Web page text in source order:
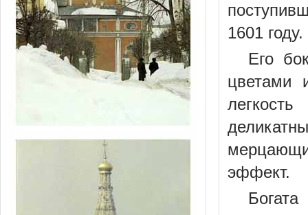
1601 году.
Его
цветами
эффект.